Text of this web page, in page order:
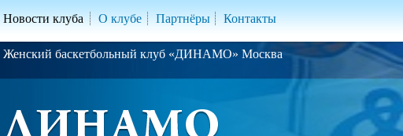
Новости клуба О клубе Партнёры Контакты
Женский баскетбольный клуб «ДИНАМО» Москва